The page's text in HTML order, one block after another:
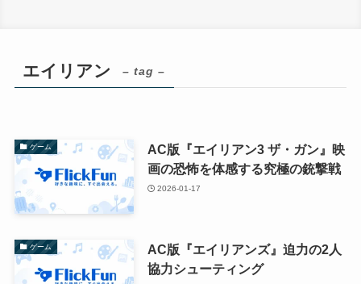
エイリアン – tag –
ゲーム
AC版『エイリアン3 ザ・ガン』映
画の恐怖を体感する究極の銃撃戦
2026-01-17
ゲーム
AC版『エイリアンズ』迫力の2人
協力シューティング